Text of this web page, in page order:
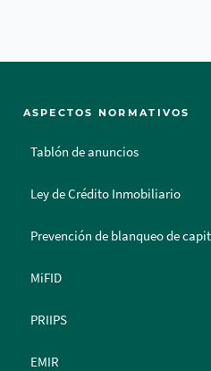
ASPECTOS NORMATIVOS
Tablón de anuncios
Ley de Crédito Inmobiliario
Prevención de blanqueo de
MiFID
PRIIPS
EMIR